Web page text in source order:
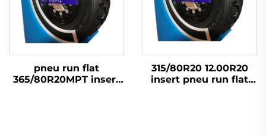
pneu run flat
365/80R20MPT insert
315/80R20 12.00R20
insert pneu run flat